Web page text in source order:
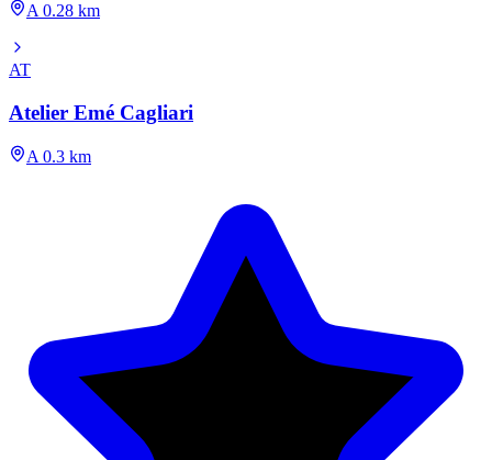
A 0.28 km
AT
Atelier Emé Cagliari
A 0.3 km